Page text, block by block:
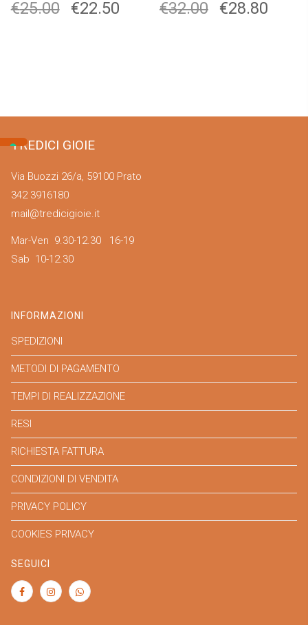
€25.00 €22.50 €32.00 €28.80
TREDICI GIOIE
Via Buozzi 26/a, 59100 Prato
342 3916180
mail@tredicigioie.it
Mar-Ven 9.30-12.30 16-19
Sab 10-12.30
INFORMAZIONI
SPEDIZIONI
METODI DI PAGAMENTO
TEMPI DI REALIZZAZIONE
RESI
RICHIESTA FATTURA
CONDIZIONI DI VENDITA
PRIVACY POLICY
COOKIES PRIVACY
SEGUICI